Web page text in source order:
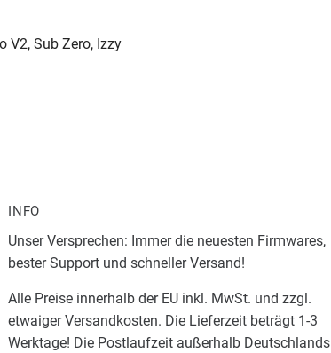
V2, Sub Zero, Izzy
INFO
Unser Versprechen: Immer die neuesten Firmwares,
bester Support und schneller Versand!
Alle Preise innerhalb der EU inkl. MwSt. und zzgl.
etwaiger Versandkosten. Die Lieferzeit beträgt 1-3
Werktage! Die Postlaufzeit außerhalb Deutschlands